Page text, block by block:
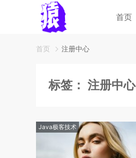
首页
首页 注册中心
标签： 注册中心
Java极客技术